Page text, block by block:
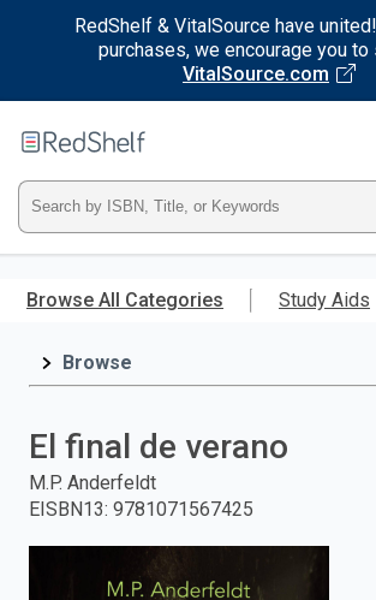
RedShelf & VitalSource have
purchases, we encourage you to
VitalSource.com
main
RedShelf
Type
ISBN,
Title,
and
press
Browse All Categories Study Aids
Browse
El final de verano
M.P. Anderfeldt
EISBN13: 9781071567425